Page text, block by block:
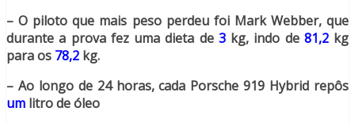
– O piloto que mais peso perdeu foi Mark Webber, que
durante a prova fez uma dieta de3kg, indo de 81,2kg
para os 78,2 kg.
– Ao longo de 24 horas, cada Porsche 919 Hybrid repôs
um litro de óleo